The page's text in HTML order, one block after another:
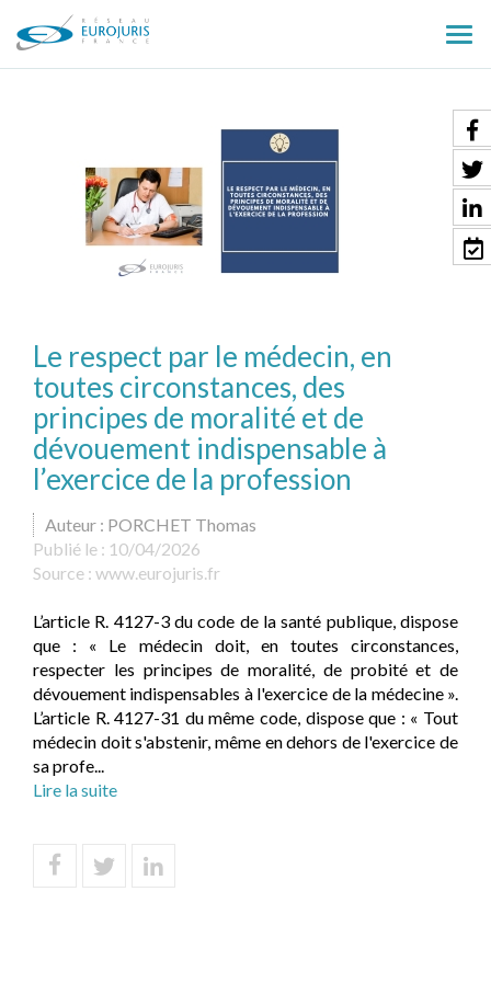
le
Le respect par le médecin, en
toutes circonstances, des
principes de moralité et de
dévouement indispensable à
l’exercice de la profession
Auteur : PORCHET Thomas
Publié le : 10/04/2026
Source : www.eurojuris.fr
L’article R. 4127-3 du code de la santé publique, dispose
que : « Le médecin doit, en toutes circonstances,
respecter les principes de moralité, de probité et de
dévouement indispensables à l'exercice de la médecine ».
L’article R. 4127-31 du même code, dispose que : « Tout
médecin doit s'abstenir, même en dehors de l'exercice de
sa profe...
Lire la suite